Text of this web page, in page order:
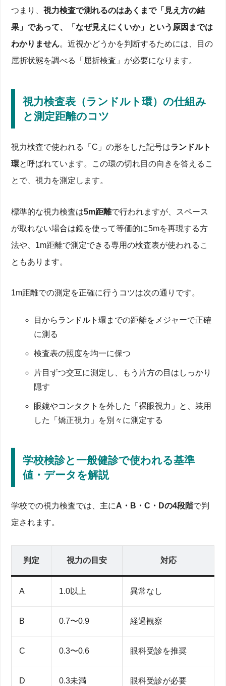
つまり、視力検査で測れるのはあくまで「見え方の結
果」であって、「なぜ見えにくいか」という原因までは
わかりません。近視かどうかを判断するためには、目の
屈折状態を調べる「屈折検査」が必要になります。
視力検査表（ランドルト環）の仕組み
と測定距離のコツ
視力検査で使われる「C」の形をした記号はランドルト
環と呼ばれています。この環の切れ目の向きを答えるこ
とで、視力を測定します。
標準的な視力検査は5m距離で行われますが、スペース
が取れない場合は鏡を使って等価的に5mを再現する方
法や、1m距離で測定できる専用の検査表が使われるこ
ともあります。
1m距離での測定を正確に行うコツは次の通りです。
目からランドルト環までの距離をメジャーで正確
に測る
検査表の照度を均一に保つ
片目ずつ交互に測定し、もう片方の目はしっかり
隠す
眼鏡やコンタクトを外した「裸眼視力」と、装用
した「矯正視力」を別々に測定する
学校検診と一般健診で使われる基準
値・データを解説
学校での視力検査では、主にA・B・C・Dの4段階で判
定されます。
判定 視力の目安 対応
A 1.0以上 異常なし
B 0.7〜0.9 経過観察
C 0.3〜0.6 眼科受診を推奨
D 0.3未満 眼科受診が必要